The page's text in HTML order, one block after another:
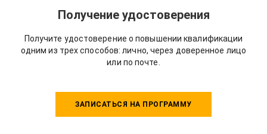
Получение удостоверения
Получите удостоверение о повышении квалификации
одним из трех способов: лично, через доверенное лицо
или по почте.
ЗАПИСАТЬСЯ НА ПРОГРАММУ